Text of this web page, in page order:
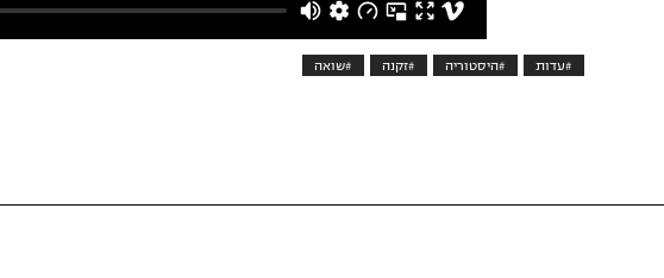
#עדות #היסטוריה #זקנה #שואה